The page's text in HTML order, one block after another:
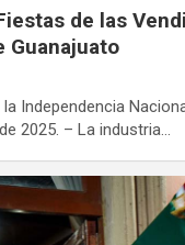
de las
Guanajuato
Independencia
2025. – La industria…